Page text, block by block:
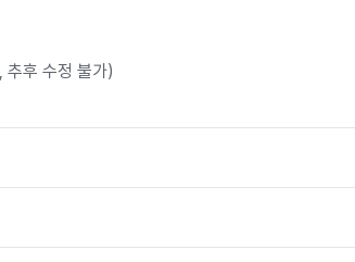
추후 수정 불가)